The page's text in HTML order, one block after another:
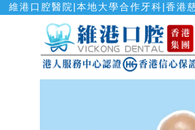
維港口腔醫院|本地大學合作牙科|香港